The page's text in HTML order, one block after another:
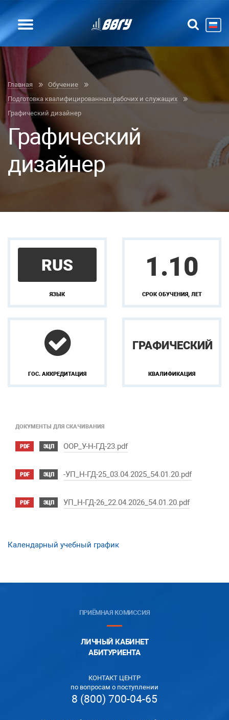
Главная
Обучение
Подготовка квалифицированных рабочих и служащих
Графический дизайнер
Графический
дизайнер
RUS
ЯЗЫК
1.10
СРОК ОБУЧЕНИЯ, ЛЕТ
ГОС. АККРЕДИТАЦИЯ
ГРАФИЧЕСКИЙ
КВАЛИФИКАЦИЯ
ДОКУМЕНТЫ ДЛЯ СКАЧИВАНИЯ
PDF ЭЦП OOP_У-Н-ГД-23.pdf
PDF ЭЦП -УП_Н-ГД-25_03.04.2025_54.01.20.pdf
PDF ЭЦП УП_Н-ГД-26_22.04.2026_54.01.20.pdf
Календарный учебный график
ПРИЁМНАЯ КОМИССИЯ
ЛИЧНЫЙ КАБИНЕТ
АБИТУРИЕНТА
КОНТАКТ ЦЕНТР
по вопросам о поступлении
8 (800) 700-04-65